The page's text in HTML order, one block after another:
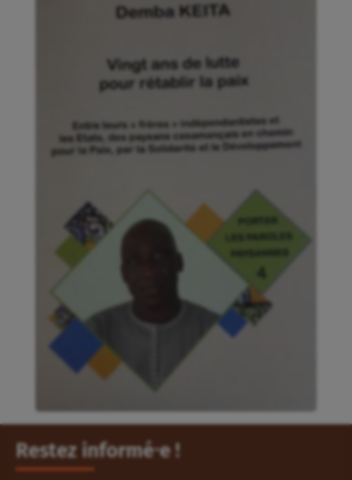
Restez informé⸱e !